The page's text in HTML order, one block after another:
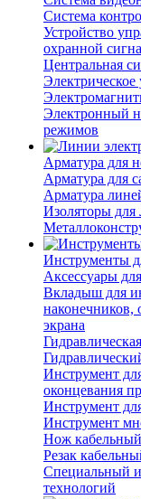
Система
Устройство
охранной
Центральная
Электрическое
Электронный
режимов
Арматура для
Арматура для
Арматура
Изоляторы
Инструменты
Аксессуары
Вкладыш для
наконечников,
экрана
Инструмент
оконцевания
Инструмент
Инструмент
Нож кабельный
Резак
Специальный
технологий